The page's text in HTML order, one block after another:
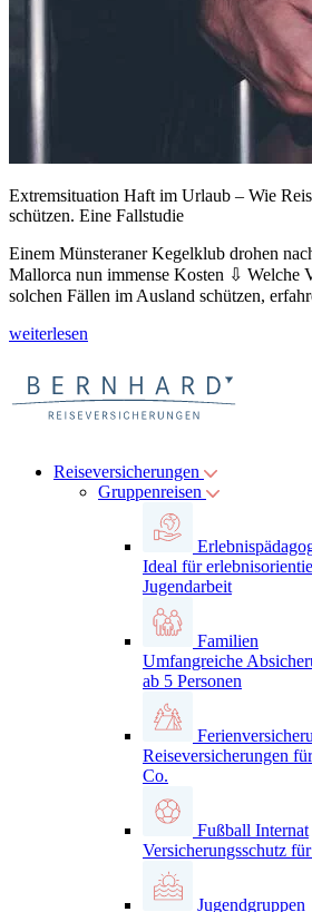
Extremsituation Haft im Urlaub – Wie
schützen. Eine Fallstudie
Einem Münsteraner Kegelklub drohen
Mallorca nun immense Kosten ⇩ Welche
solchen Fällen im Ausland schützen,
weiterlesen
Reiseversicherungen
Gruppenreisen
Ideal für
Jugendarbeit
Familien
Umfangreiche
ab 5 Personen
Reiseversicherungen
Co.
Fußball Internat
Versicherungsschutz
Jugendgruppen